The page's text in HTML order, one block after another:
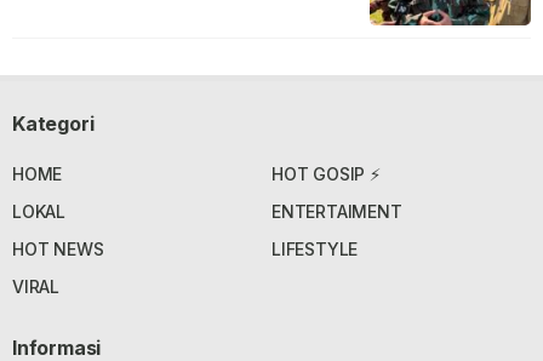
Kategori
HOME
HOT GOSIP ⚡
LOKAL
ENTERTAIMENT
HOT NEWS
LIFESTYLE
VIRAL
Informasi